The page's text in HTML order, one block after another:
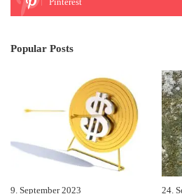
Popular Posts
9. September 2023 24.